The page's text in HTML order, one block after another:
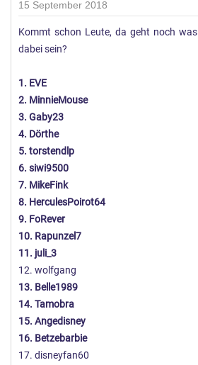
15 September 2018
Kommt schon Leute, da geht noch was
dabei sein?
1. EVE
2. MinnieMouse
3. Gaby23
4. Dörthe
5. torstendlp
6. siwi9500
7. MikeFink
8. HerculesPoirot64
9. FoRever
10. Rapunzel7
11. juli_3
12. wolfgang
13. Belle1989
14. Tamobra
15. Angedisney
16. Betzebarbie
17. disneyfan60